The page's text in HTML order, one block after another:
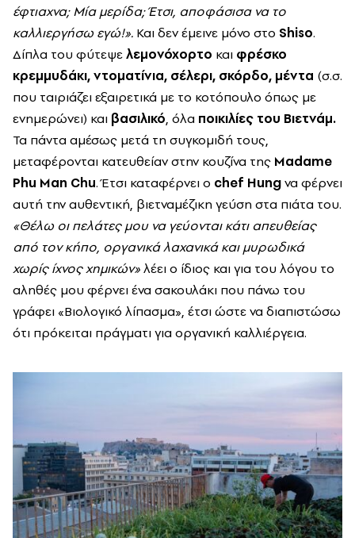
έφτιαχνα; Μία μερίδα; Έτσι, αποφάσισα να το
καλλιεργήσω εγώ!». Και δεν έμεινε μόνο στο Shiso.
Δίπλα του φύτεψελεμονόχορτο και φρέσκο
κρεμμυδάκι, ντοματίνια, σέλερι, σκόρδο, μέντα (σ.σ.
που ταιριάζει εξαιρετικά με το κοτόπουλο όπως με
ενημερώνει) και βασιλικό, όλα ποικιλίες του Βιετνάμ.
Τα πάντα αμέσως μετά τη συγκομιδή τους,
μεταφέρονται κατευθείαν στην κουζίνα της Madame
Phu Man Chu. Έτσι καταφέρνει ο chef Hungνα φέρνει
αυτή την αυθεντική, βιετναμέζικη γεύση στα πιάτα του.
«Θέλω οι πελάτες μου να γεύονται κάτι απευθείας
από τον κήπο, οργανικά λαχανικά και μυρωδικά
χωρίς ίχνος χημικών»λέει ο ίδιος και για του λόγου το
αληθές μου φέρνει ένα σακουλάκι που πάνω του
γράφει «Βιολογικό λίπασμα», έτσι ώστε να διαπιστώσω
ότι πρόκειται πράγματι για οργανική καλλιέργεια.